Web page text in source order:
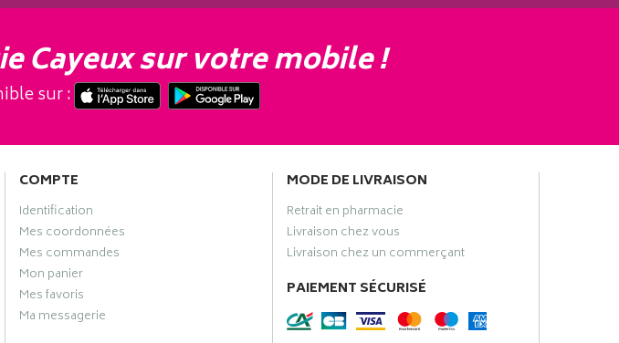
Cayeux sur votre mobile !
sur :
COMPTE
Identification
Mes coordonnées
Mes commandes
Mon panier
Mes favoris
Ma messagerie
MODE DE LIVRAISON
Retrait en pharmacie
Livraison chez vous
Livraison chez un commerçant
PAIEMENT SÉCURISÉ